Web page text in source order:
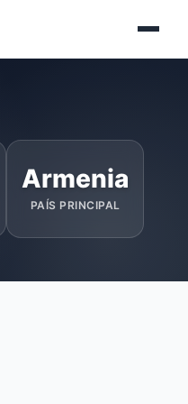
Armenia
PAÍS PRINCIPAL